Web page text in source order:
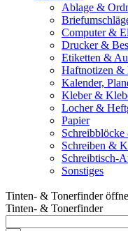
Ablage &
Computer &
Drucker &
Etiketten &
Haftnotizen &
Kalender,
Kleber &
Locher &
Papier
Schreiben &
Schreibtisch-
Sonstiges
Tinten- & Tonerfinder
Tinten- & Tonerfinder